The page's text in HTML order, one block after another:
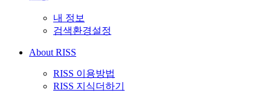
내 정보
검색환경설정
About RISS
RISS 이용방법
RISS 지식더하기